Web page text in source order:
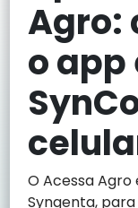
Agro:
o app
O Acessa
Syngenta,